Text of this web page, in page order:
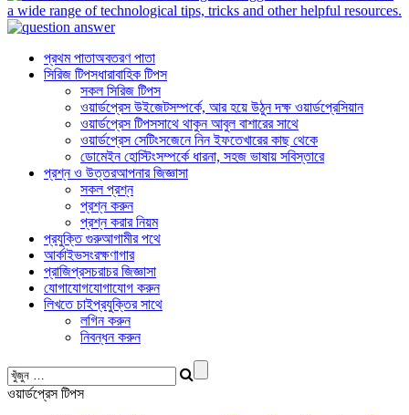
প্রথম পাতাঅবতরণ পাতা
সিরিজ টিপসধারাবাহিক টিপস
সকল সিরিজ টিপস
ওয়ার্ডপ্রেস উইজেটসম্পর্কে, আর হয়ে উঠুন দক্ষ ওয়ার্ডপ্রেসিয়ান
ওয়ার্ডপ্রেস টিপসসাথে থাকুন আবুল বাশারের সাথে
ওয়ার্ডপ্রেস সেটিংসজেনে নিন ইফতেখারের কাছ থেকে
ডোমেইন হোস্টিংসম্পর্কে ধারনা, সহজ ভাষায় সবিস্তারে
প্রশ্ন ও উত্তরআপনার জিজ্ঞাসা
সকল প্রশ্ন
প্রশ্ন করুন
প্রশ্ন করার নিয়ম
প্রযুক্তি গুরুআগামীর পথে
আর্কাইভসংরক্ষণাগার
প্রাজিপ্রসচরাচর জিজ্ঞাসা
যোগাযোগযোগাযোগ করুন
লিখতে চাইপ্রযুক্তির সাথে
লগিন করুন
নিবন্ধন করুন
ওয়ার্ডপ্রেস টিপস